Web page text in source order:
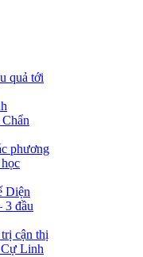
quả tới
phương
Diện
3 đầu
cận thị
Cự Linh